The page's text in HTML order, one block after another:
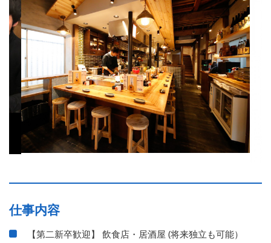
仕事内容
【第二新卒歓迎】 飲食店・居酒屋 (将来独立も可能）